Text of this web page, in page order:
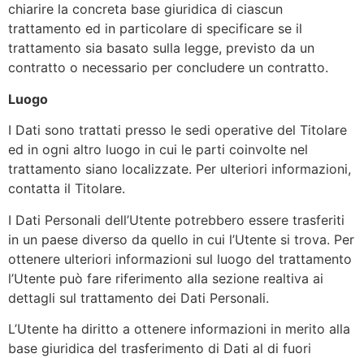
chiarire la concreta base giuridica di ciascun
trattamento ed in particolare di specificare se il
trattamento sia basato sulla legge, previsto da un
contratto o necessario per concludere un contratto.
Luogo
I Dati sono trattati presso le sedi operative del Titolare
ed in ogni altro luogo in cui le parti coinvolte nel
trattamento siano localizzate. Per ulteriori informazioni,
contatta il Titolare.
I Dati Personali dell’Utente potrebbero essere trasferiti
in un paese diverso da quello in cui l’Utente si trova. Per
ottenere ulteriori informazioni sul luogo del trattamento
l’Utente può fare riferimento alla sezione realtiva ai
dettagli sul trattamento dei Dati Personali.
L’Utente ha diritto a ottenere informazioni in merito alla
base giuridica del trasferimento di Dati al di fuori